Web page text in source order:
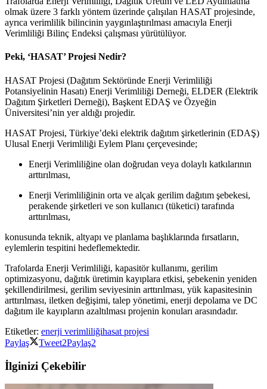
olmak üzere 3 farklı yöntem üzerinde çalışılan HASAT projesinde,
ayrıca verimlilik bilincinin yaygınlaştırılması amacıyla Enerji
Verimliliği Bilinç Endeksi çalışması yürütülüyor.
Peki, ‘HASAT’ Projesi Nedir?
HASAT Projesi (Dağıtım Sektöründe Enerji Verimliliği
Potansiyelinin Hasatı) Enerji Verimliliği Derneği, ELDER (Elektrik
Dağıtım Şirketleri Derneği), Başkent EDAŞ ve Özyeğin
Üniversitesi’nin yer aldığı projedir.
HASAT Projesi, Türkiye’deki elektrik dağıtım şirketlerinin (EDAŞ)
Ulusal Enerji Verimliliği Eylem Planı çerçevesinde;
Enerji Verimliliğine olan doğrudan veya dolaylı katkılarının
arttırılması,
Enerji Verimliliğinin orta ve alçak gerilim dağıtım şebekesi,
perakende şirketleri ve son kullanıcı (tüketici) tarafında
arttırılması,
konusunda teknik, altyapı ve planlama başlıklarında fırsatların,
eylemlerin tespitini hedeflemektedir.
Trafolarda Enerji Verimliliği, kapasitör kullanımı, gerilim
optimizasyonu, dağıtık üretimin kayıplara etkisi, şebekenin yeniden
şekillendirilmesi, gerilim seviyesinin arttırılması, yük kapasitesinin
arttırılması, iletken değişimi, talep yönetimi, enerji depolama ve DC
dağıtım ile kayıpların azaltılması projenin konuları arasındadır.
Etiketler: enerji verimliliğihasat projesi
Paylaş
Tweet2Paylaş2
İlginizi Çekebilir